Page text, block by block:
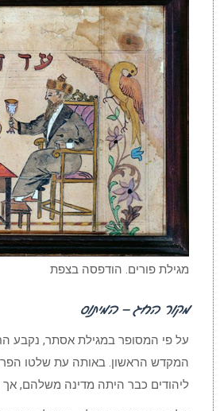
מגילת פורים. הודפסה בצפת
מקור החג – המיתוס
על פי המסופר במגילת אסתר, נקבע
ליהודים כבר היתה מדינה משלהם, אך